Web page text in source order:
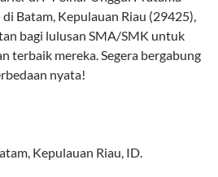
Batam, Kepulauan Riau (29425),
bagi lulusan SMA/SMK untuk
terbaik mereka. Segera bergabung
nyata!
, Kepulauan Riau, ID.